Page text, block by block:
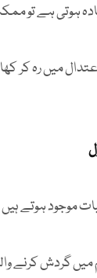
ہوتی ہے تو
میں رہ کر
موجود ہوتے
گردش کرنے